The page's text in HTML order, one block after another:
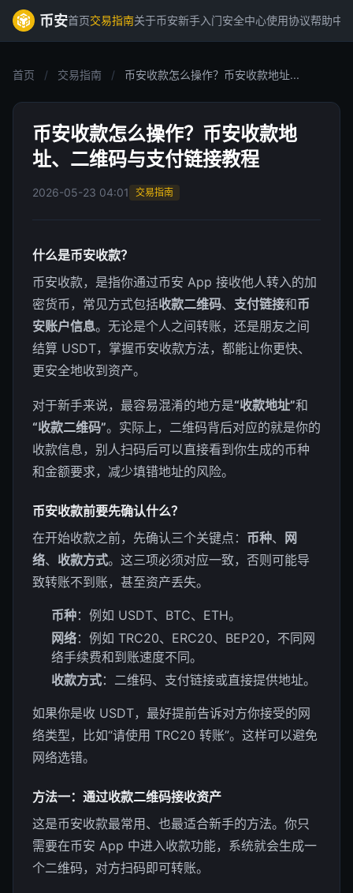
币安首页交易指南关于币安新手入门安全中心使用协议帮助中
首页 / 交易指南 / 币安收款怎么操作？币安收款地址...
币安收款怎么操作？币安收款地
址、二维码与支付链接教程
2026-05-23 04:01 交易指南
什么是币安收款？
币安收款，是指你通过币安 App 接收他人转入的加
密货币，常见方式包括收款二维码、 支付链接和币
安账户信息。无论是个人之间转账，还是朋友之间
结算 USDT，掌握币安收款方法，都能让你更快、
更安全地收到资产。
对于新手来说，最容易混淆的地方是“收款地址”和
“收款二维码”。实际上，二维码背后对应的就是你的
收款信息，别人扫码后可以直接看到你生成的币种
和金额要求，减少填错地址的风险。
币安收款前要先确认什么？
在开始收款之前，先确认三个关键点： 币种、
网
络、 收款方式。这三项必须对应一致，否则可能导
致转账不到账，甚至资产丢失。
币种：例如 USDT、BTC、ETH。
网络：例如 TRC20、ERC20、BEP20，不同网
络手续费和到账速度不同。
收款方式：二维码、支付链接或直接提供地址。
如果你是收 USDT，最好提前告诉对方你接受的网
络类型，比如“请使用 TRC20 转账”。这样可以避免
网络选错。
方法一：通过收款二维码接收资产
这是币安收款最常用、也最适合新手的方法。你只
需要在币安 App 中进入收款功能，系统就会生成一
个二维码，对方扫码即可转账。